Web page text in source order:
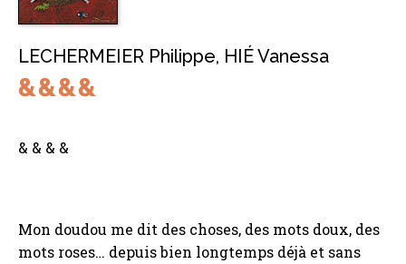
LECHERMEIER Philippe, HIÉ Vanessa
& & & &
Mon doudou me dit des choses, des mots doux, des
mots roses… depuis bien longtemps déjà et sans